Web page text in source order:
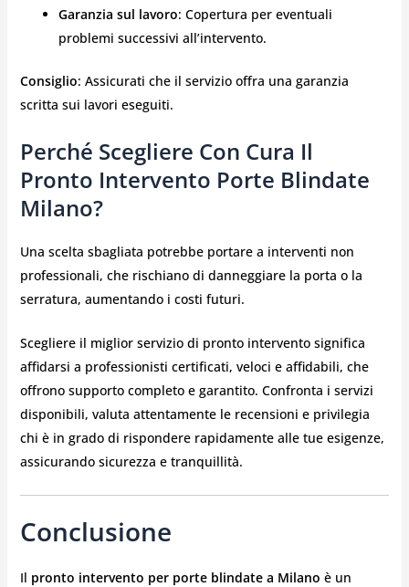
Garanzia sul lavoro: Copertura per eventuali
problemi successivi all’intervento.
Consiglio: Assicurati che il servizio offra una garanzia
scritta sui lavori eseguiti.
Perché Scegliere Con Cura Il
Pronto Intervento Porte Blindate
Milano?
Una scelta sbagliata potrebbe portare a interventi non
professionali, che rischiano di danneggiare la porta o la
serratura, aumentando i costi futuri.
Scegliere il miglior servizio di pronto intervento significa
affidarsi a professionisti certificati, veloci e affidabili, che
offrono supporto completo e garantito. Confronta i servizi
disponibili, valuta attentamente le recensioni e privilegia
chi è in grado di rispondere rapidamente alle tue esigenze,
assicurando sicurezza e tranquillità.
Conclusione
Il pronto intervento per porte blindate a Milano è un